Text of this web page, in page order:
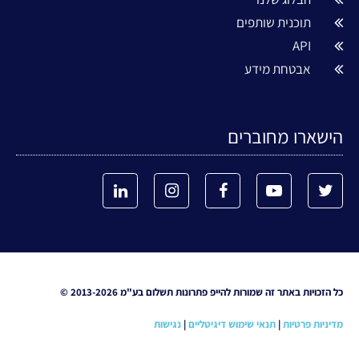
תוכנית שותפים
API
אבטחת מידע
הישארו מחוברים
כל הזכויות באתר זה שמורות להייפ פתרונות תשלום בע"מ 2013-2026 ©
מדיניות פרטיות| תנאי שימוש דיגיטליים| נגישות